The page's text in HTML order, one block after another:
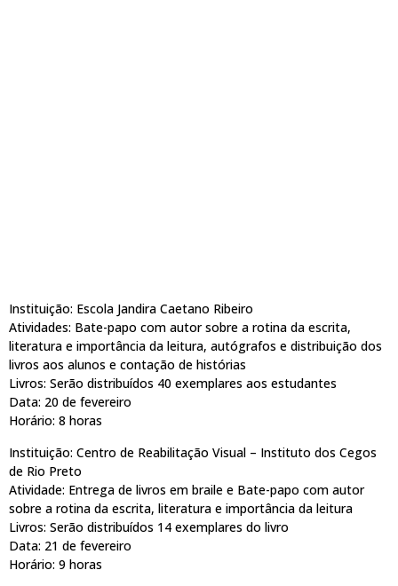
Instituição: Escola Jandira Caetano Ribeiro
Atividades: Bate-papo com autor sobre a rotina da escrita,
literatura e importância da leitura, autógrafos e distribuição dos
livros aos alunos e contação de histórias
Livros: Serão distribuídos 40 exemplares aos estudantes
Data: 20 de fevereiro
Horário: 8 horas
Instituição: Centro de Reabilitação Visual – Instituto dos Cegos
de Rio Preto
Atividade: Entrega de livros em braile e Bate-papo com autor
sobre a rotina da escrita, literatura e importância da leitura
Livros: Serão distribuídos 14 exemplares do livro
Data: 21 de fevereiro
Horário: 9 horas